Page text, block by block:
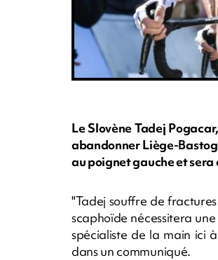
Le Slovène Tadej
abandonner Liège-
au poignet gauche et sera
"Tadej souffre de
scaphoïde nécessitera
spécialiste de la main ici
dans un communiqué.